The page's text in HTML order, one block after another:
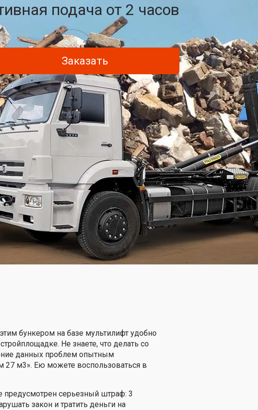
подача от 2 часов
Заказать
бункером на базе мультилифт удобно
Не знаете, что делать со
данных проблем опытным
м3». Ею можете воспользоваться в
предусмотрен серьезный штраф: 3
закон и тратить деньги на